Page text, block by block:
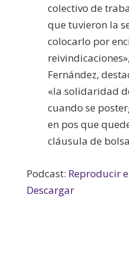
colectivo de
que tuvieron la
colocarlo por
Fernández,
«la solidaridad
cuando se
en pos que
cláusula de
Podcast: Reproducir
Descargar